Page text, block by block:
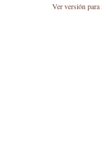
Ver versión para